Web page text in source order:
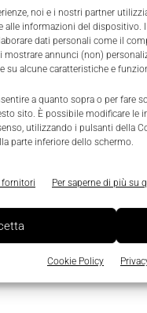
noi e i nostri partner
alle informazioni del dispositivo.
dati personali come il
annunci (non)
su alcune caratteristiche e
a quanto sopra o per fare
sito. È possibile modificare le
utilizzando i pulsanti della
parte inferiore dello schermo.
fornitori Per saperne di più su
Cookie Policy